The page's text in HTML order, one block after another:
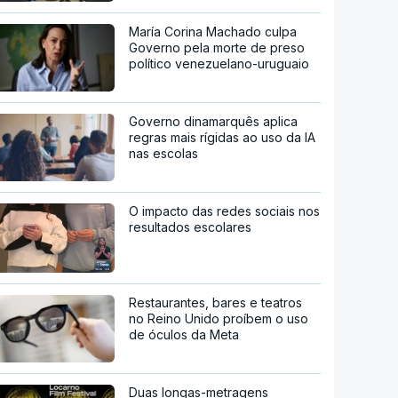
María Corina Machado culpa
Governo pela morte de preso
político venezuelano-uruguaio
Governo dinamarquês aplica
regras mais rígidas ao uso da IA
nas escolas
O impacto das redes sociais nos
resultados escolares
Restaurantes, bares e teatros
no Reino Unido proíbem o uso
de óculos da Meta
Duas longas-metragens